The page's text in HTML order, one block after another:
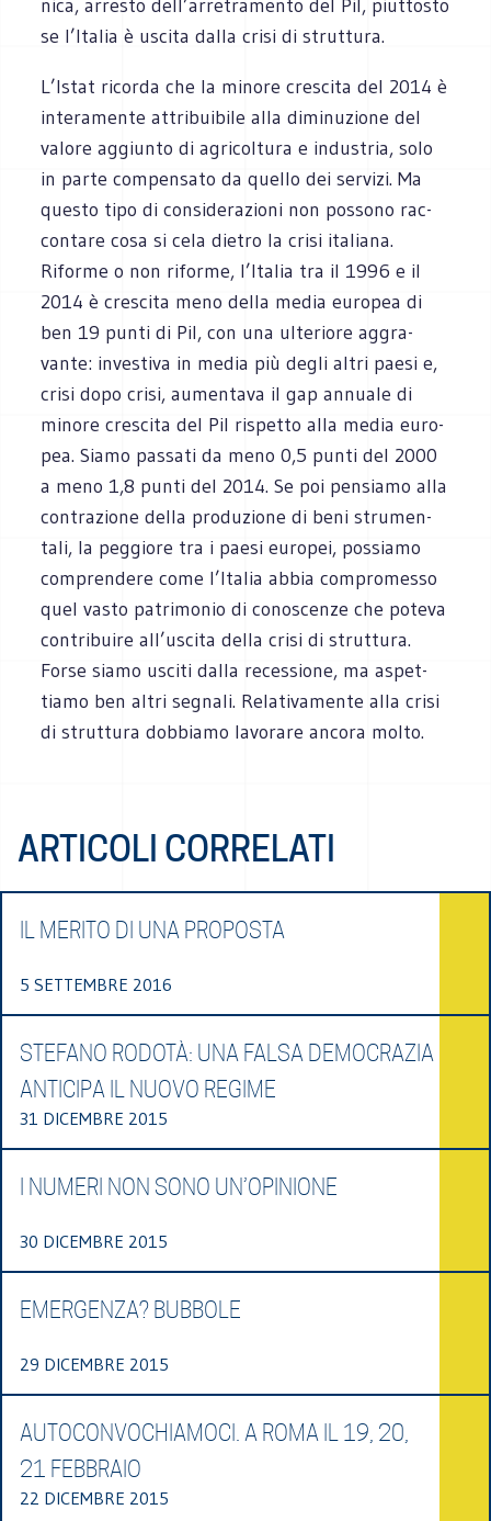
nica, arre­sto dell’arretramento del Pil, piut­to­sto
se l’Italia è uscita dalla crisi di struttura.
L’Istat ricorda che la minore cre­scita del 2014 è
inte­ra­mente attri­bui­bile alla dimi­nu­zione del
valore aggiunto di agri­col­tura e indu­stria, solo
in parte com­pen­sato da quello dei ser­vizi. Ma
que­sto tipo di con­si­de­ra­zioni non pos­sono rac­
con­tare cosa si cela die­tro la crisi ita­liana.
Riforme o non riforme, l’Italia tra il 1996 e il
2014 è cre­scita meno della media euro­pea di
ben 19 punti di Pil, con una ulte­riore aggra­
vante: inve­stiva in media più degli altri paesi e,
crisi dopo crisi, aumen­tava il gap annuale di
minore cre­scita del Pil rispetto alla media euro­
pea. Siamo pas­sati da meno 0,5 punti del 2000
a meno 1,8 punti del 2014. Se poi pen­siamo alla
con­tra­zione della pro­du­zione di beni stru­men­
tali, la peg­giore tra i paesi euro­pei, pos­siamo
com­pren­dere come l’Italia abbia com­pro­messo
quel vasto patri­mo­nio di cono­scenze che poteva
con­tri­buire all’uscita della crisi di strut­tura.
Forse siamo usciti dalla reces­sione, ma aspet­
tiamo ben altri segnali. Rela­ti­va­mente alla crisi
di strut­tura dob­biamo lavo­rare ancora molto.
ARTICOLI CORRELATI
IL MERITO DI UNA PROPOSTA
5 SETTEMBRE 2016
STEFANO RODOTÀ: UNA FALSA DEMOCRAZIA
ANTICIPA IL NUOVO REGIME
31 DICEMBRE 2015
I NUMERI NON SONO UN’OPINIONE
30 DICEMBRE 2015
EMERGENZA? BUBBOLE
29 DICEMBRE 2015
AUTOCONVOCHIAMOCI. A ROMA IL 19, 20,
21 FEBBRAIO
22 DICEMBRE 2015